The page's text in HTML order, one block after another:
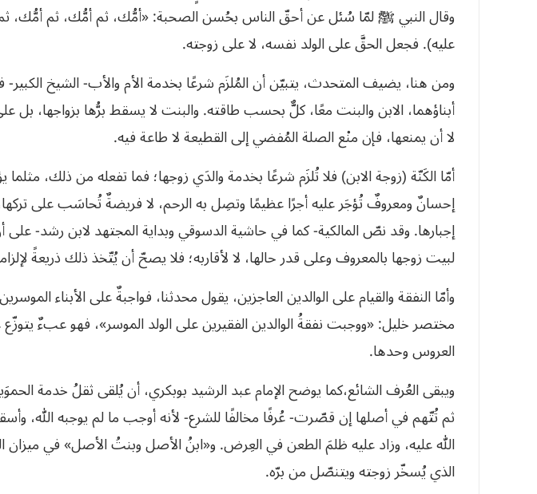
وقال النبي ﷺ لمّا سُئل عن أحقّ الناس بحُسن الصحبة: «أمُّك، ثم أمُّك، ثم أمُّك،
عليه). فجعل الحقَّ على الولد نفسه، لا على زوجته.
ومن هنا، يضيف المتحدث، يتبيّن أن المُلزَم شرعًا بخدمة الأم والأب- الشيخ
أبناؤهما، الابن والبنت معًا، كلٌّ بحسب طاقته. والبنت لا يسقط برُّها بزواجها، بل
لا أن يمنعها، فإن منْع الصلة المُفضي إلى القطيعة لا طاعة فيه.
أمّا الكَنّة (زوجة الابن) فلا تُلزَم شرعًا بخدمة والدَي زوجها؛ فما تفعله من ذلك، مثلما
إحسانٌ ومعروفٌ تُؤجَر عليه أجرًا عظيمًا وتصِل به الرحم، لا فريضةٌ تُحاسَب على
إجبارها. وقد نصّ المالكية- كما في حاشية الدسوقي وبداية المجتهد لابن رشد- على
لبيت زوجها بالمعروف وعلى قدر حالها، لا لأقاربه؛ فلا يصحّ أن يُتّخذ ذلك ذريعةً
وأمّا النفقة والقيام على الوالدين العاجزين، يقول محدثنا، فواجبةٌ على الأبناء
مختصر خليل: «ووجبت نفقةُ الوالدين الفقيرين على الولد الموسر»، فهو عبءٌ
العروس وحدها.
ويبقى العُرف الشائع،كما يوضح الإمام عبد الرشيد بوبكري، أن يُلقى ثقلُ خدمة
ثم تُتّهم في أصلها إن قصّرت- عُرفًا مخالفًا للشرع- لأنه أوجب ما لم يوجبه الله،
الله عليه، وزاد عليه ظلمَ الطعن في العِرض. و«ابنُ الأصل وبنتُ الأصل» في ميزان
الذي يُسخّر زوجته ويتنصّل من برّه.